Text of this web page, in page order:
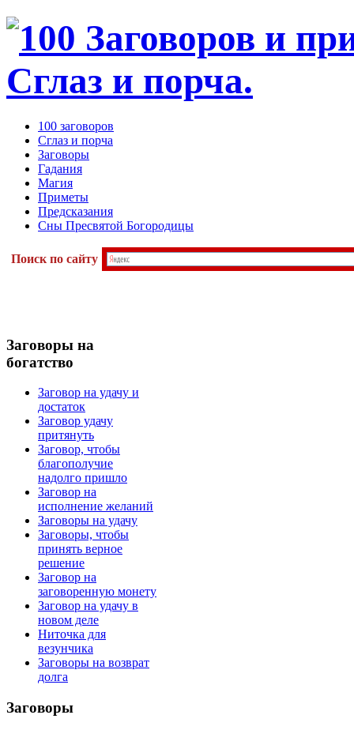
100 заговоров
Сглаз и порча
Заговоры
Гадания
Магия
Приметы
Предсказания
Сны Пресвятой Богородицы
Поиск по сайту
Заговоры на
богатство
Заговор на удачу и
достаток
Заговор удачу
притянуть
Заговор, чтобы
благополучие
надолго пришло
Заговор на
исполнение желаний
Заговоры на удачу
Заговоры, чтобы
принять верное
решение
Заговор на
заговоренную монету
Заговор на удачу в
новом деле
Ниточка для
везунчика
Заговоры на возврат
долга
Заговоры